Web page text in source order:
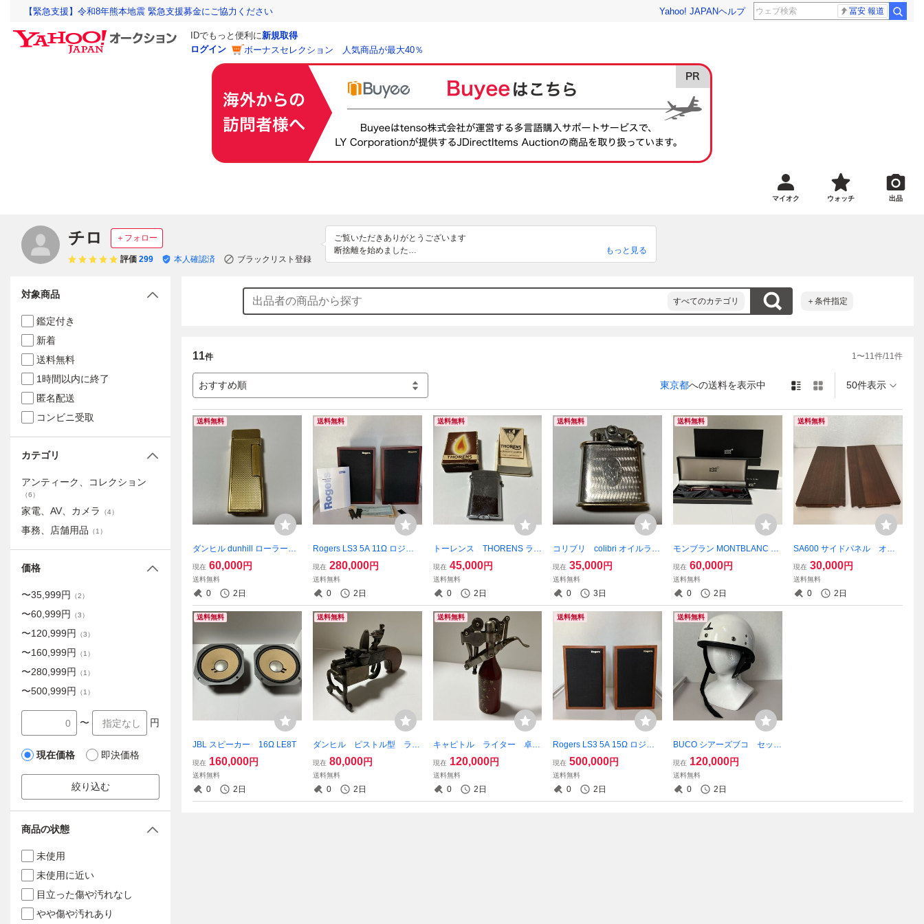
【緊急支援】令和8年熊本地震 緊急支援募金にご協力ください Yahoo! JAPANヘルプ 冨安 報道
IDでもっと便利に新規取得
ログイン
ボーナスセレクション 人気商品が最大40％
マイオク ウォッチ 出品
チロ ＋フォロー
評価 299 本人確認済 ブラックリスト登録
ご覧いただきありがとうございます
断捨離を始めました
発送方法はクロネコ↔︎郵便局に変わることがあります
24時間以内の連絡と48時間以内の振込みをお願いします
家に猫が3匹います。どうしても猫の毛がお品物についてしまいます。猫がお嫌いな
方またアレルギーがある方はご購入をご遠慮いただきますようよろしくお願い致しま
もっと見る
すべてのカテゴリ ＋条件指定
11件 1〜11件/11件
おすすめ順 東京都への送料を表示中 50件表示
送料無料
ダンヒル dunhill ローラーラ
イトオートマチックオイルラ
イター ゴールド オートマ
現在 60,000円
送料無料
0 2日
送料無料
Rogers LS3 5A 11Ω ロジャ
ース ローズウッド 箱付
き 50周年記念
現在 280,000円
送料無料
0 2日
送料無料
トーレンス THORENS ライ
ター 箱付き オイルライタ
ー 着火確認済み
現在 45,000円
送料無料
0 2日
送料無料
コリブリ colibri オイルライ
ター ヴィンテージ オリジ
ナル レア
現在 35,000円
送料無料
0 3日
送料無料
モンブラン MONTBLANC ボ
ルドー ドキュメントマーカ
ー レア
現在 60,000円
送料無料
0 2日
送料無料
SA600 サイドパネル オリ
ジナル JBL
現在 30,000円
送料無料
0 2日
送料無料
JBL スピーカー 16Ω LE8T
現在 160,000円
送料無料
0 2日
送料無料
ダンヒル ピストル型 ライ
ター 卓上 アンティー
ク 英国製 着火確認済み
dunhill
現在 80,000円
送料無料
0 2日
送料無料
キャピトル ライター 卓
上 アンティーク CAPITO
L 着火確認済み
現在 120,000円
送料無料
0 2日
送料無料
Rogers LS3 5A 15Ω ロジャ
現在 500,000円
送料無料
0 2日
送料無料
BUCO シアーズブコ セッ
ト ハーフヘルメット 鑑賞
用 ヴィンテージ
現在 120,000円
送料無料
0 2日
対象商品
鑑定付き
新着
送料無料
1時間以内に終了
匿名配送
コンビニ受取
カテゴリ
アンティーク、コレクション
（6）
家電、AV、カメラ （4）
事務、店舗用品 （1 ）
価格
〜35,999円 （2）
〜60,999円 （3）
〜120,999円 （3）
〜160,999円 （1 ）
〜280,999円 （1 ）
〜500,999円 （1 ）
〜 円
現在価格 即決価格
絞り込む
商品の状態
未使用
未使用に近い
目立った傷や汚れなし
やや傷や汚れあり